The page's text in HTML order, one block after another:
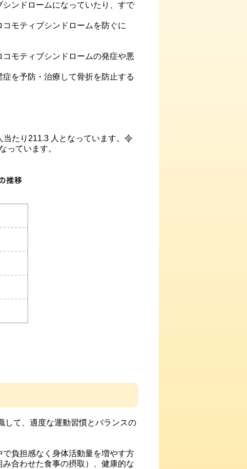
ンドロームになっていたり、すで
モティブシンドロームを防ぐに
モティブシンドロームの発症や悪
を予防・治療して骨折を防止する
たり211.3 人となっています。令
っています。
して、適度な運動習慣とバランスの
負担感なく身体活動量を増やす方
合わせた食事の摂取）、健康的な